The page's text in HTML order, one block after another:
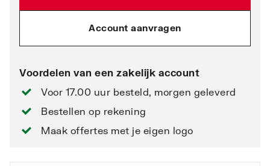
Account aanvragen
Voordelen van een zakelijk account
Voor 17.00 uur besteld, morgen geleverd
Bestellen op rekening
Maak offertes met je eigen logo